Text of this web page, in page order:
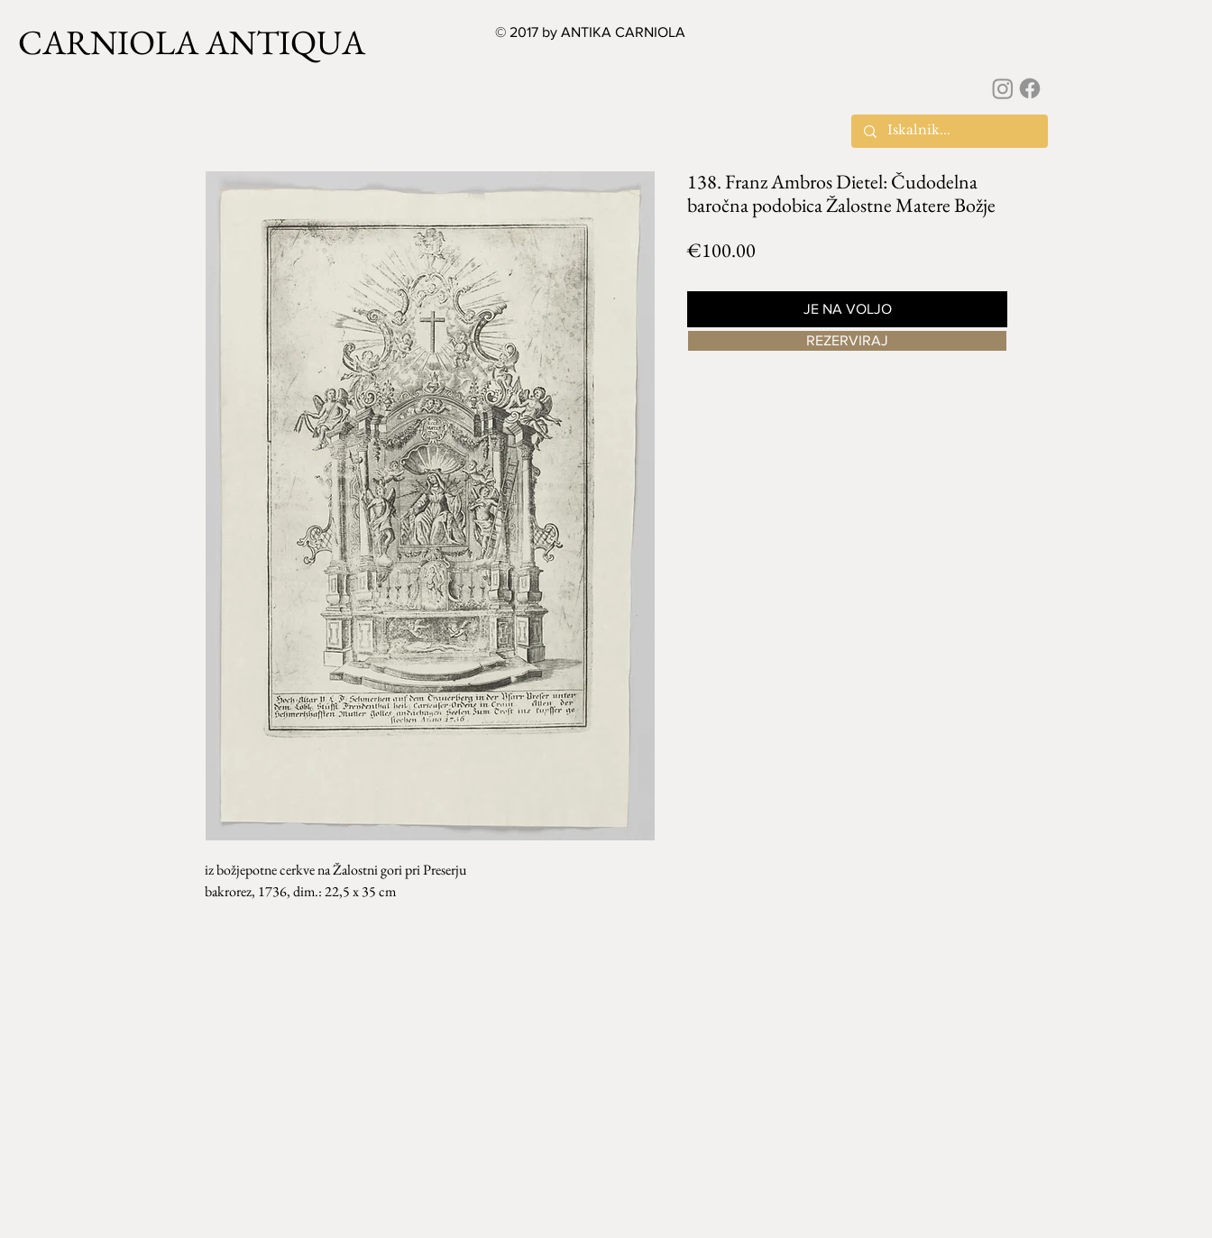
CARNIOLA ANTIQUA © 2017 by ANTIKA CARNIOLA
iz božjepotne cerkve na Žalostni gori pri Preserju
bakrorez, 1736, dim.: 22,5 x 35 cm
138. Franz Ambros Dietel: Čudodelna
baročna podobica Žalostne Matere Božje
€100.00
JE NA VOLJO
REZERVIRAJ